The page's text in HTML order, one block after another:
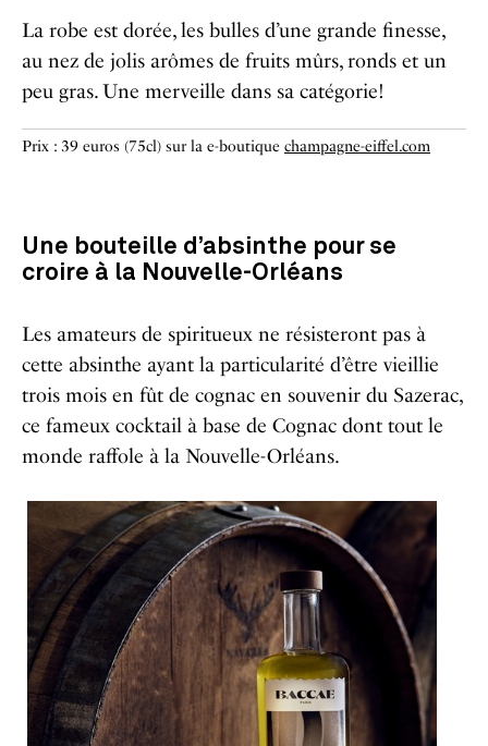
La robe est dorée, les bulles d’une grande finesse,
au nez de jolis arômes de fruits mûrs, ronds et un
peu gras. Une merveille dans sa catégorie!
Prix : 39 euros (75cl) sur la e-boutique champagne-eiffel.com
Une bouteille d’absinthe pour se
croire à la Nouvelle-Orléans
Les amateurs de spiritueux ne résisteront pas à
cette absinthe ayant la particularité d’être vieillie
trois mois en fût de cognac en souvenir du Sazerac,
ce fameux cocktail à base de Cognac dont tout le
monde raffole à la Nouvelle-Orléans.